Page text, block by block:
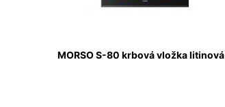
MORSO S-80 krbová vložka litinová